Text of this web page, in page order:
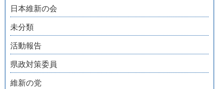
日本維新の会
未分類
活動報告
県政対策委員
維新の党